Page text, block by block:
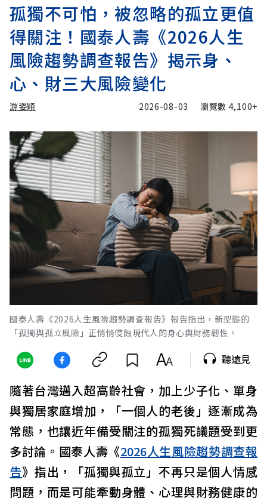
孤獨不可怕，被忽略的孤立更值
得關注！國泰人壽《2026人生
風險趨勢調查報告》揭示身、
心、財三大風險變化
游姿穎 2026-08-03 瀏覽數 4,100+
國泰人壽《2026人生風險趨勢調查報告》報告指出，新型態的
「孤獨與孤立風險」正悄悄侵蝕現代人的身心與財務韌性。
聽遠見
隨著台灣邁入超高齡社會，加上少子化、單身
與獨居家庭增加，「一個人的老後」逐漸成為
常態，也讓近年備受關注的孤獨死議題受到更
多討論。國泰人壽《2026人生風險趨勢調查報
告》指出，「孤獨與孤立」不再只是個人情感
問題，而是可能牽動身體、心理與財務健康的